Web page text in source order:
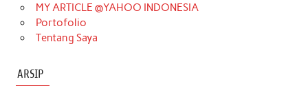
MY ARTICLE @YAHOO INDONESIA
Portofolio
Tentang Saya
ARSIP